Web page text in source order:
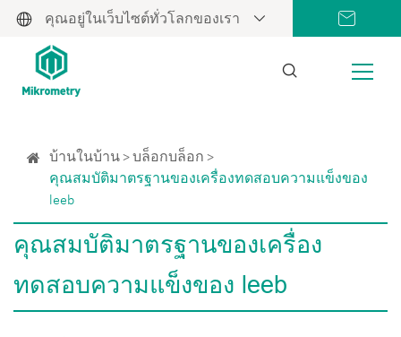
คุณอยู่ในเว็บไซต์ทั่วโลกของเรา
บ้านในบ้าน
บล็อกบล็อก
คุณสมบัติมาตรฐานของเครื่องทดสอบความแข็งของ
leeb
คุณสมบัติมาตรฐานของเครื่อง
ทดสอบความแข็งของ leeb